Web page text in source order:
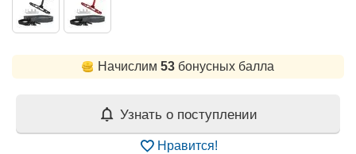
Начислим 53 бонусных балла
Узнать о поступлении
Нравится!